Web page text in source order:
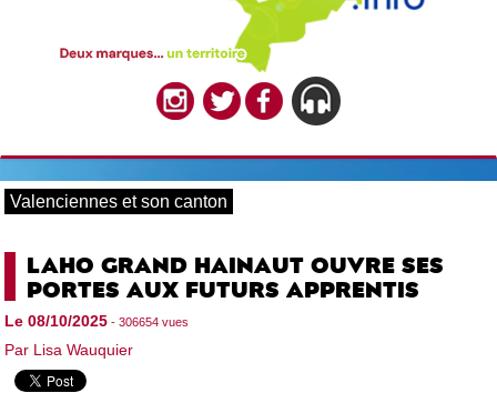
Valenciennes et son canton
LAHO GRAND HAINAUT OUVRE SES
PORTES AUX FUTURS APPRENTIS
Le 08/10/2025 - 306654 vues
Par Lisa Wauquier